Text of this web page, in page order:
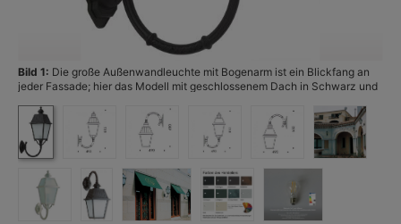
Bild 1: Die große Außenwandleuchte mit Bogenarm ist ein Blickfang an
jeder Fassade; hier das Modell mit geschlossenem Dach in Schwarz und